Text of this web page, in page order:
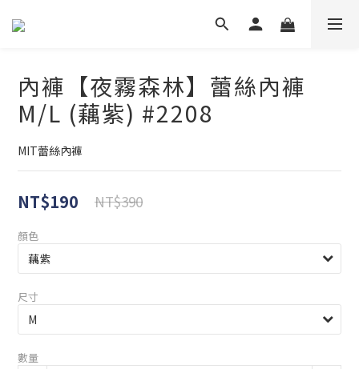
內褲【夜霧森林】蕾絲內褲
M/L (藕紫) #2208
MIT蕾絲內褲
NT$190 NT$390
顏色
尺寸
數量